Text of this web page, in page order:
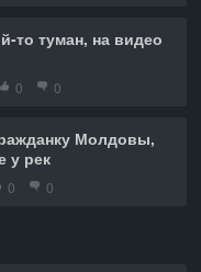
то туман, на видео
0 0
Молдовы,
у рек
0 0